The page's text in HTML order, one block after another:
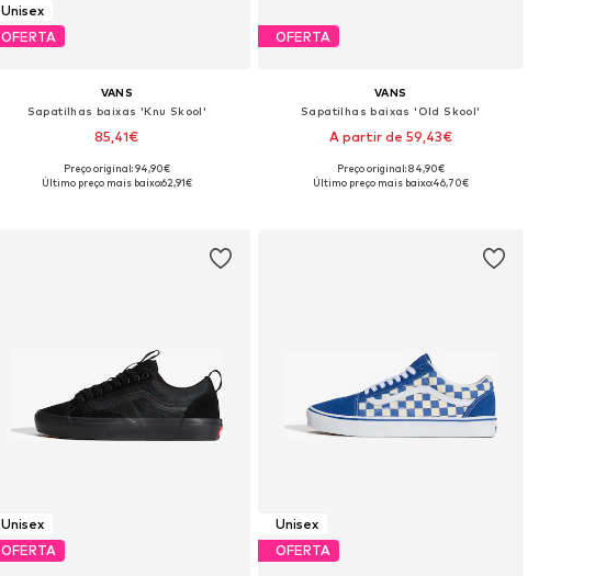
Unisex
OFERTA
VANS
Sapatilhas baixas 'Knu Skool'
85,41€
Disponível em vários tamanhos
Preço original: 94,90€
Último preço mais baixo:62,91€
OFERTA
VANS
Sapatilhas baixas 'Old Skool'
A partir de 59,43€
+ 5
Disponível em vários tamanhos
Preço original: 84,90€
Último preço mais baixo:46,70€
Unisex
OFERTA
Unisex
OFERTA